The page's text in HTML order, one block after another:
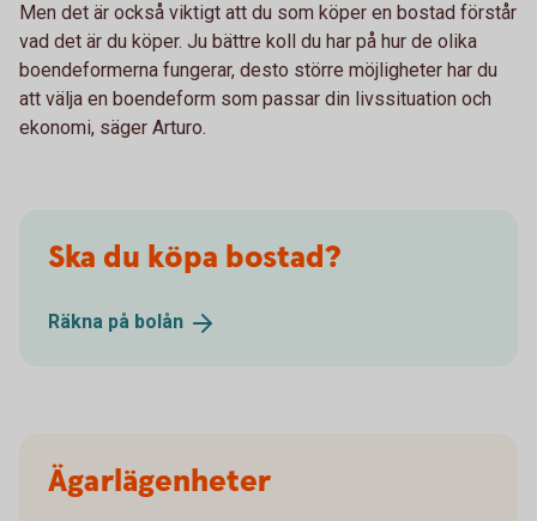
Men det är också viktigt att du som köper en bostad förstår
vad det är du köper. Ju bättre koll du har på hur de olika
boendeformerna fungerar, desto större möjligheter har du
att välja en boendeform som passar din livssituation och
ekonomi, säger Arturo.
Ska du köpa bostad?
Räkna på bolån
Ägarlägenheter